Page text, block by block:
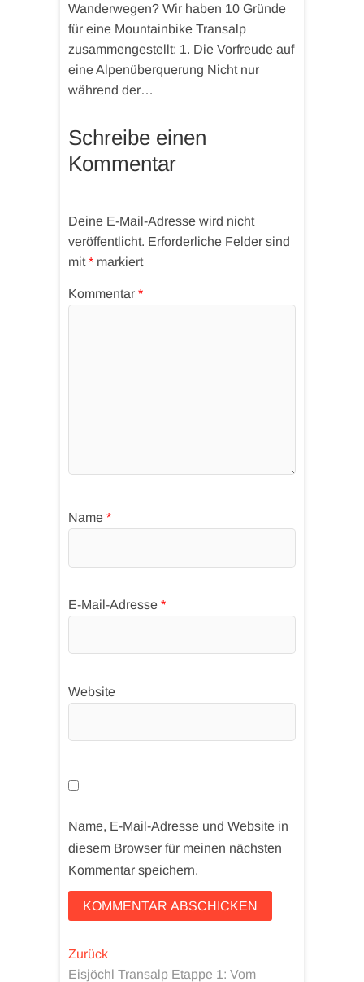
Wanderwegen? Wir haben 10 Gründe
für eine Mountainbike Transalp
zusammengestellt: 1. Die Vorfreude auf
eine Alpenüberquerung Nicht nur
während der…
Schreibe einen
Kommentar
Deine E-Mail-Adresse wird nicht
veröffentlicht. Erforderliche Felder sind
mit * markiert
Kommentar *
Name *
E-Mail-Adresse *
Website
Name, E-Mail-Adresse und Website in
diesem Browser für meinen nächsten
Kommentar speichern.
Beitragsnavigation
ZurückVorheriger
Beitrag:
Eisjöchl Transalp Etappe 1: Vom